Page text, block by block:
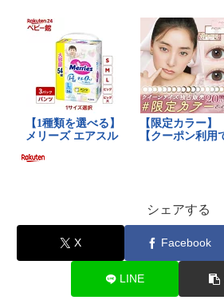
シェアする
X Facebook
LINE